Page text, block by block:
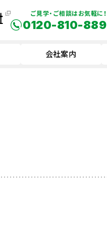
ご見学・ご相談はお気軽に！
0120-810-889
会社案内